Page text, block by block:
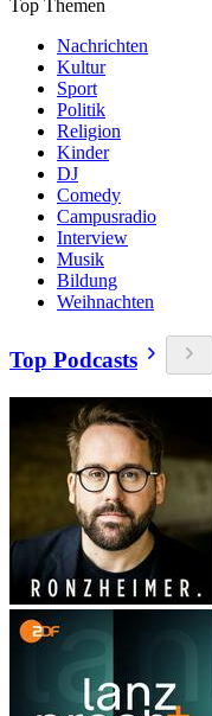
Top Themen
Nachrichten
Kultur
Sport
Politik
Religion
Kinder
DJ
Comedy
Campusradio
Interview
Musik
Bildung
Weihnachten
Top Podcasts